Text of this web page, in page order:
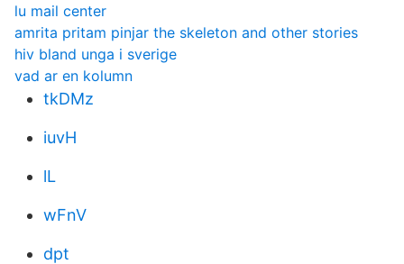
lu mail center
amrita pritam pinjar the skeleton and other stories
hiv bland unga i sverige
vad ar en kolumn
tkDMz
iuvH
lL
wFnV
dpt